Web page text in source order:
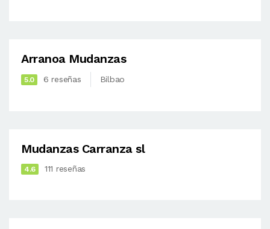
Arranoa Mudanzas
5.0 6 reseñas Bilbao
Mudanzas Carranza sl
4.6 111 reseñas